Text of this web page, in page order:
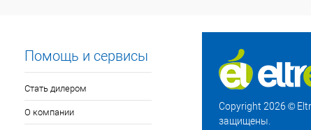
Помощь и сервисы
Стать дилером
О компании
Copyright 2026 ©
защищены.